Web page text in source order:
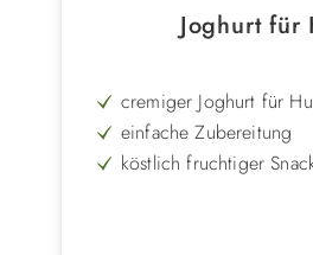
Joghurt für
cremiger Joghurt für
einfache Zubereitung
köstlich fruchtiger